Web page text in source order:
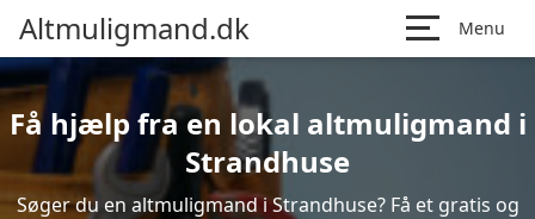
Altmuligmand.dk Menu
Få hjælp fra en lokal altmuligmand i
Strandhuse
Søger du en altmuligmand i Strandhuse? Få et gratis og